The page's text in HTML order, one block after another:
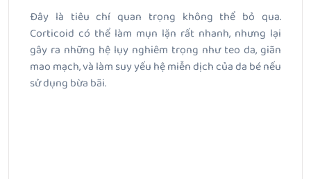
Đây là tiêu chí quan trọng không thể bỏ qua.
Corticoid có thể làm mụn lặn rất nhanh, nhưng lại
gây ra những hệ lụy nghiêm trọng như teo da, giãn
mao mạch, và làm suy yếu hệ miễn dịch của da bé nếu
sử dụng bừa bãi.